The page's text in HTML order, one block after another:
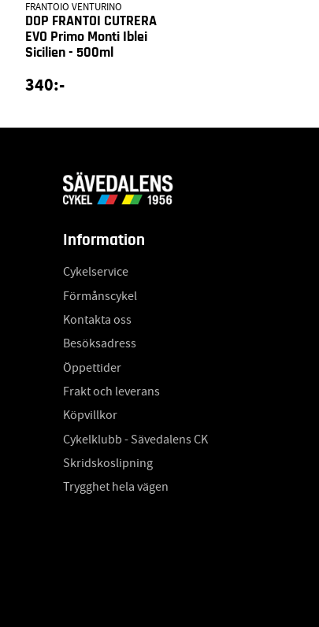
FRANTOIO VENTURINO
DOP FRANTOI CUTRERA
EVO Primo Monti Iblei
Sicilien - 500ml
340:-
Information
Cykelservice
Förmånscykel
Kontakta oss
Besöksadress
Öppettider
Frakt och leverans
Köpvillkor
Cykelklubb - Sävedalens CK
Skridskoslipning
Trygghet hela vägen